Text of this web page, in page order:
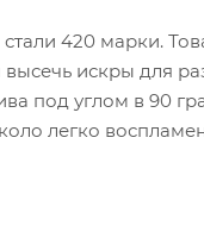
420 марки.
искры для
под углом в 90
легко